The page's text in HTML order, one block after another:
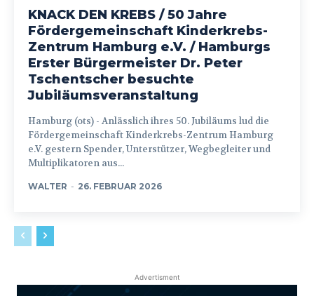
KNACK DEN KREBS / 50 Jahre
Fördergemeinschaft Kinderkrebs-
Zentrum Hamburg e.V. / Hamburgs
Erster Bürgermeister Dr. Peter
Tschentscher besuchte
Jubiläumsveranstaltung
Hamburg (ots) - Anlässlich ihres 50. Jubiläums lud die
Fördergemeinschaft Kinderkrebs-Zentrum Hamburg
e.V. gestern Spender, Unterstützer, Wegbegleiter und
Multiplikatoren aus...
WALTER - 26. FEBRUAR 2026
Advertisment